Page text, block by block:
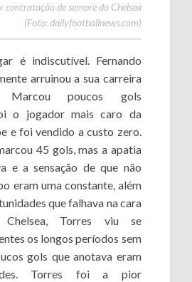
contratação de sempre do Chelsea
(Foto: dailyfootballnews.com)
é indiscutível. Fernando
arruinou a sua carreira
Marcou poucos gols
o jogador mais caro da
e foi vendido a custo zero.
45 gols, mas a apatia
e a sensação de que não
eram uma constante, além
que falhava na cara
Torres viu se
os longos períodos sem
gols que anotava eram
Torres foi a pior